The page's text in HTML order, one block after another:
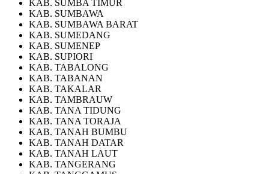
KAB. SUMBA TIMUR
KAB. SUMBAWA
KAB. SUMBAWA BARAT
KAB. SUMEDANG
KAB. SUMENEP
KAB. SUPIORI
KAB. TABALONG
KAB. TABANAN
KAB. TAKALAR
KAB. TAMBRAUW
KAB. TANA TIDUNG
KAB. TANA TORAJA
KAB. TANAH BUMBU
KAB. TANAH DATAR
KAB. TANAH LAUT
KAB. TANGERANG